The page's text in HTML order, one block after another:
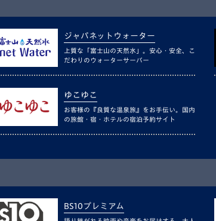
ジャパネットウォーター
上質な「富士山の天然水」。安心・安全、こ
だわりのウォーターサーバー
ゆこゆこ
お客様の『良質な温泉旅』をお手伝い。国内
の旅館・宿・ホテルの宿泊予約サイト
BS10プレミアム